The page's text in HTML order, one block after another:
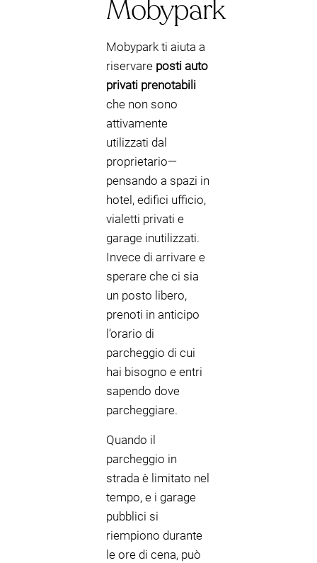
Mobypark
Mobypark ti aiuta a
riservare posti auto
privati prenotabili
che non sono
attivamente
utilizzati dal
proprietario—
pensando a spazi in
hotel, edifici ufficio,
vialetti privati e
garage inutilizzati.
Invece di arrivare e
sperare che ci sia
un posto libero,
prenoti in anticipo
l’orario di
parcheggio di cui
hai bisogno e entri
sapendo dove
parcheggiare.
Quando il
parcheggio in
strada è limitato nel
tempo, e i garage
pubblici si
riempiono durante
le ore di cena, può